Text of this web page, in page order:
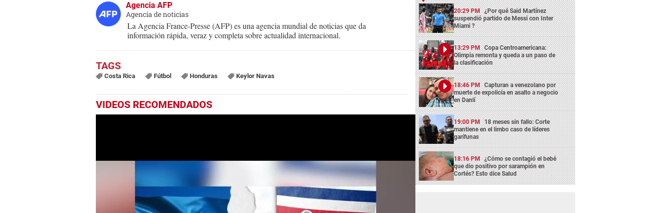
Agencia AFP
Agencia de noticias
La Agencia France-Presse (AFP) es una agencia mundial de noticias que da
información rápida, veraz y completa sobre actualidad internacional.
Costa Rica Fútbol Honduras Keylor Navas
VIDEOS RECOMENDADOS
20:29 PM ¿Por qué Said Martínez
suspendió partido de Messi con Inter
Miami ?
13:29 PM Copa Centroamericana:
Olimpia remonta y queda a un paso de
la clasificación
18:46 PM Capturan a venezolano por
muerte de expolicía en asalto a negocio
en Danlí
19:00 PM 18 meses sin fallo: Corte
mantiene en el limbo caso de líderes
garífunas
18:16 PM ¿Cómo se contagió el bebé
que dio positivo por sarampión en
Cortés? Esto dice Salud